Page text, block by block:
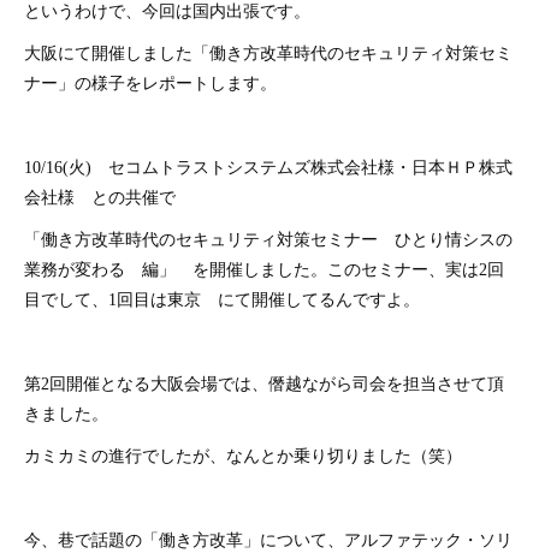
というわけで、今回は国内出張です。
大阪にて開催しました「働き方改革時代のセキュリティ対策セミ
ナー」の様子をレポートします。
10/16(火) セコムトラストシステムズ株式会社様・日本ＨＰ株式
会社様 との共催で
「働き方改革時代のセキュリティ対策セミナー ひとり情シスの
業務が変わる 編」 を開催しました。このセミナー、実は2回
目でして、1回目は東京 にて開催してるんですよ。
第2回開催となる大阪会場では、僭越ながら司会を担当させて頂
きました。
カミカミの進行でしたが、なんとか乗り切りました（笑）
今、巷で話題の「働き方改革」について、アルファテック・ソリ